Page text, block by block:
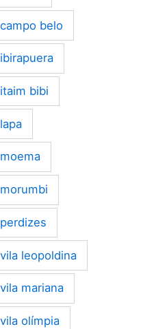
belo
bibi
leopoldina
mariana
olímpia